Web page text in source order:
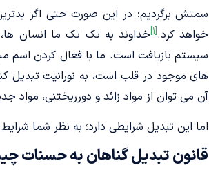
سمتش برگردیم؛ در این صورت حتی اگر
خواهد کرد.[1] خداوند به تک تک ما انسان
سیستم بازیافت است. ما با فعال کردن اسم
های موجود در قلب است، به نورانیت تبدیل
آن می توان از مواد زائد و دورریختنی، مواد
اما این تبدیل شرایطی دارد؛ به نظر شما
قانون تبدیل گناهان به حسنات